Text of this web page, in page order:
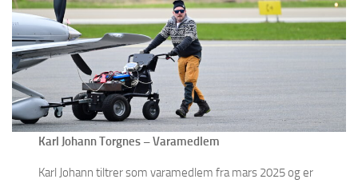
Karl Johann Torgnes – Varamedlem
Karl Johann tiltrer som varamedlem fra mars 2025 og er